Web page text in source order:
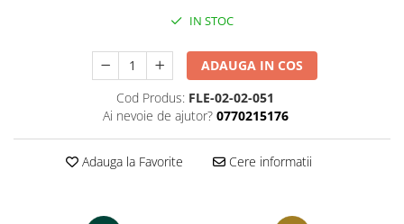
IN STOC
ADAUGA IN COS
Cod Produs: FLE-02-02-051
Ai nevoie de ajutor? 0770215176
Adauga la Favorite Cere informatii